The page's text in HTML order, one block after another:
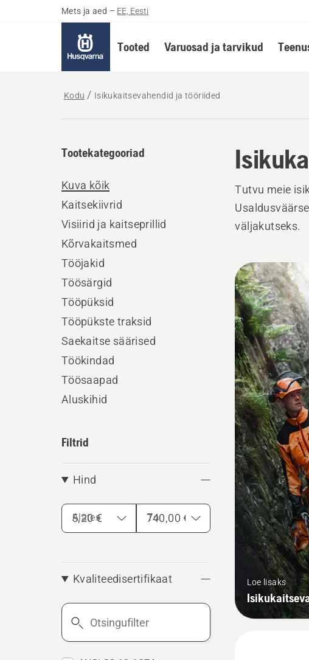
Mets ja aed – EE, Eesti
Tooted Varuosad ja tarvikud
Kodu Isikukaitsevahendid ja tööriided
Tootekategooriad
Kuva kõik
Kaitsekiivrid
Visiirid ja kaitseprillid
Kõrvakaitsmed
Tööjakid
Töösärgid
Tööpüksid
Tööpükste traksid
Saekaitse säärised
Töökindad
Töösaapad
Aluskihid
Filtrid
Hind
Alates To
Kvaliteedisertifikaat
Otsingufilter
Tutvu meie
väljakutseks.
Kuva
kõik
tooted
Loe lisaks